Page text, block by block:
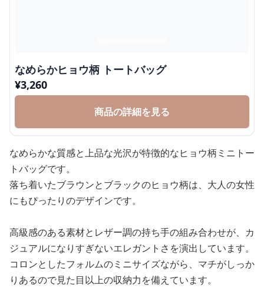
なめらかヒョウ柄 トートバッグ
¥3,260
商品の詳細を見る
なめらかな質感と上品な光沢が特徴的なヒョウ柄ミニトー
トバッグです。
落ち着いたブラウンとブラックのヒョウ柄は、大人の女性
にもぴったりのデザインです。
高級感のある素材とレザー調の持ち手の組み合わせが、カ
ジュアルになりすぎないエレガントさを演出しています。
コロンとしたフォルムのミニサイズながら、マチがしっか
りあるので見た目以上の収納力を備えています。